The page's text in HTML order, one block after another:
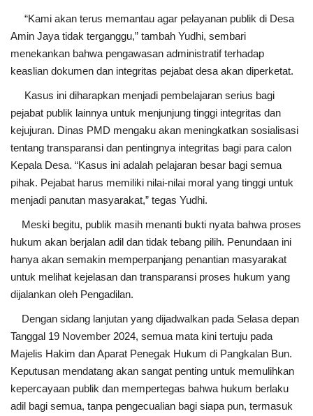
“Kami akan terus memantau agar pelayanan publik di Desa
Amin Jaya tidak terganggu,” tambah Yudhi, sembari
menekankan bahwa pengawasan administratif terhadap
keaslian dokumen dan integritas pejabat desa akan diperketat.
Kasus ini diharapkan menjadi pembelajaran serius bagi
pejabat publik lainnya untuk menjunjung tinggi integritas dan
kejujuran. Dinas PMD mengaku akan meningkatkan sosialisasi
tentang transparansi dan pentingnya integritas bagi para calon
Kepala Desa. “Kasus ini adalah pelajaran besar bagi semua
pihak. Pejabat harus memiliki nilai-nilai moral yang tinggi untuk
menjadi panutan masyarakat,” tegas Yudhi.
Meski begitu, publik masih menanti bukti nyata bahwa proses
hukum akan berjalan adil dan tidak tebang pilih. Penundaan ini
hanya akan semakin memperpanjang penantian masyarakat
untuk melihat kejelasan dan transparansi proses hukum yang
dijalankan oleh Pengadilan.
Dengan sidang lanjutan yang dijadwalkan pada Selasa depan
Tanggal 19 November 2024, semua mata kini tertuju pada
Majelis Hakim dan Aparat Penegak Hukum di Pangkalan Bun.
Keputusan mendatang akan sangat penting untuk memulihkan
kepercayaan publik dan mempertegas bahwa hukum berlaku
adil bagi semua, tanpa pengecualian bagi siapa pun, termasuk